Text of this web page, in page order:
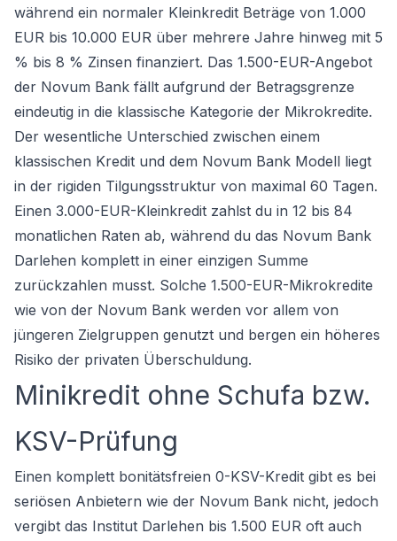
während ein normaler Kleinkredit Beträge von 1.000
EUR bis 10.000 EUR über mehrere Jahre hinweg mit 5
% bis 8 % Zinsen finanziert. Das 1.500-EUR-Angebot
der Novum Bank fällt aufgrund der Betragsgrenze
eindeutig in die klassische Kategorie der Mikrokredite.
Der wesentliche Unterschied zwischen einem
klassischen Kredit und dem Novum Bank Modell liegt
in der rigiden Tilgungsstruktur von maximal 60 Tagen.
Einen 3.000-EUR-Kleinkredit zahlst du in 12 bis 84
monatlichen Raten ab, während du das Novum Bank
Darlehen komplett in einer einzigen Summe
zurückzahlen musst. Solche 1.500-EUR-Mikrokredite
wie von der Novum Bank werden vor allem von
jüngeren Zielgruppen genutzt und bergen ein höheres
Risiko der privaten Überschuldung.
Minikredit ohne Schufa bzw.
KSV-Prüfung
Einen komplett bonitätsfreien 0-KSV-Kredit gibt es bei
seriösen Anbietern wie der Novum Bank nicht, jedoch
vergibt das Institut Darlehen bis 1.500 EUR oft auch